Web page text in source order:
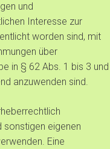
und
Interesse zur
worden sind, mit
über
in § 62 Abs. 1 bis 3 und
anzuwenden sind.
sonstigen eigenen
Eine